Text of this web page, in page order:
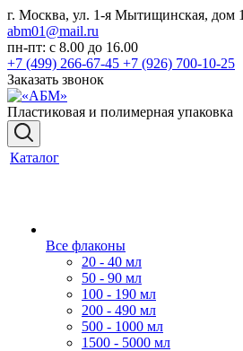
г. Москва, ул. 1-я Мытищинская, дом
abm01@mail.ru
пн-пт: с 8.00 до 16.00
+7 (499) 266-67-45 +7 (926) 700-10-25
Заказать звонок
Пластиковая и полимерная упаковка
Каталог
Все флаконы
20 - 40 мл
50 - 90 мл
100 - 190 мл
200 - 490 мл
500 - 1000 мл
1500 - 5000 мл